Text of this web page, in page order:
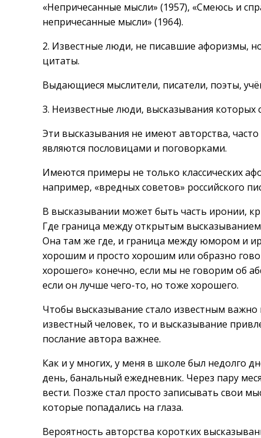
«Непричесанные мысли» (1957), «Смеюсь и
непричесанные мысли» (1964).
2. Известные люди, не писавшие афоризмы,
цитаты.
Выдающиеся мыслители, писатели, поэты,
3. Неизвестные люди, высказывания которых
Эти высказывания не имеют авторства,
являются пословицами и поговорками.
Имеются примеры не только классических
например, «вредных советов» российского
В высказывании может быть часть иронии,
Где граница между открытым
Она там же где, и граница между юмором и
хорошим и просто хорошим или образно
хорошего» конечно, если мы не говорим об
если он лучше чего-то, но тоже хорошего.
Чтобы высказывание стало известным важно
известный человек, то и высказывание
послание автора важнее.
Как и у многих, у меня в школе был недолго
день, банальный ежедневник. Через пару
вести. Позже стал просто записывать свои
которые попадались на глаза.
Вероятность авторства коротких